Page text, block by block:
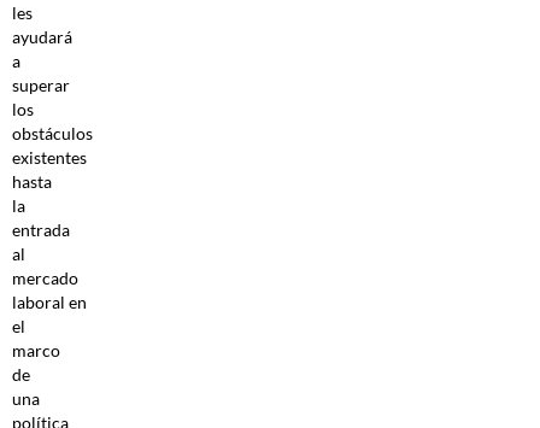
les
ayudará
a
superar
los
obstáculos
existentes
hasta
la
entrada
al
mercado
laboral en
el
marco
de
una
política